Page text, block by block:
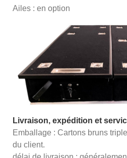
Ailes : en option
Livraison, expédition et
Emballage : Cartons bruns
du client.